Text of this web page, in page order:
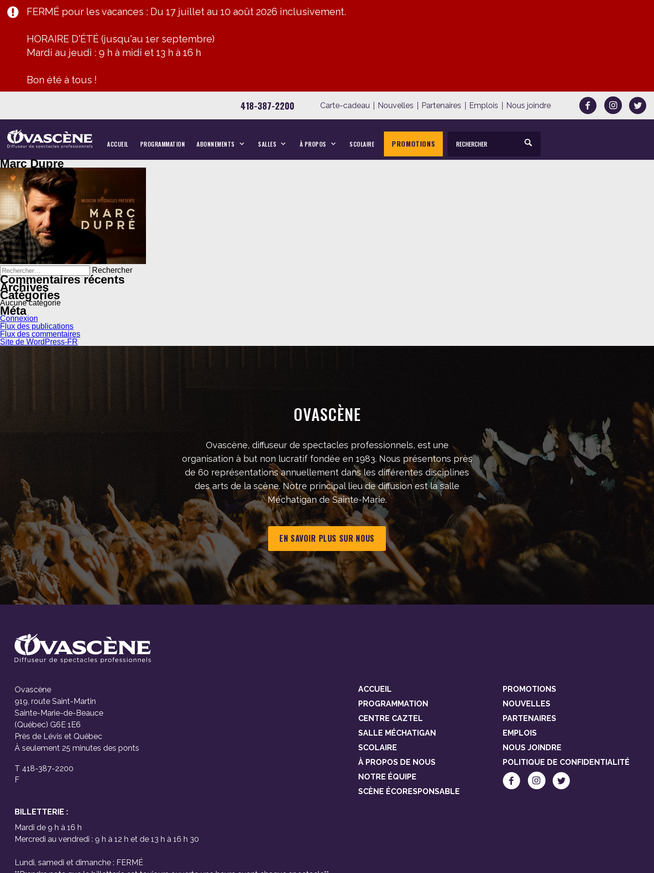
FERMÉ pour les vacances : Du 17 juillet au 10 août 2026 inclusivement.
HORAIRE D'ÉTÉ (jusqu'au 1er septembre)
Mardi au jeudi : 9 h à midi et 13 h à 16 h
Bon été à tous !
418-387-2200 Carte-cadeau Nouvelles Partenaires Emplois Nous joindre
ACCUEIL PROGRAMMATION ABONNEMENTS SALLES À PROPOS SCOLAIRE PROMOTIONS
Marc Dupre
Rechercher :
Commentaires récents
Archives
Catégories
Aucune catégorie
Méta
Connexion
Flux des publications
Flux des commentaires
Site de WordPress-FR
OVASCÈNE
Ovascène, diffuseur de spectacles professionnels, est une
organisation à but non lucratif fondée en 1983. Nous présentons près
de 60 représentations annuellement dans les différentes disciplines
des arts de la scène. Notre principal lieu de diffusion est la salle
Méchatigan de Sainte-Marie.
EN SAVOIR PLUS SUR NOUS
Ovascène
919, route Saint-Martin
Sainte-Marie-de-Beauce
(Québec) G6E 1E6
Près de Lévis et Québec
À seulement 25 minutes des ponts
T 418-387-2200
F
BILLETTERIE :
Mardi de 9 h à 16 h
Mercredi au vendredi : 9 h à 12 h et de 13 h à 16 h 30
Lundi, samedi et dimanche : FERMÉ
ACCUEIL
PROGRAMMATION
CENTRE CAZTEL
SALLE MÉCHATIGAN
SCOLAIRE
À PROPOS DE NOUS
NOTRE ÉQUIPE
SCÈNE ÉCORESPONSABLE
PROMOTIONS
NOUVELLES
PARTENAIRES
EMPLOIS
NOUS JOINDRE
POLITIQUE DE CONFIDENTIALITÉ